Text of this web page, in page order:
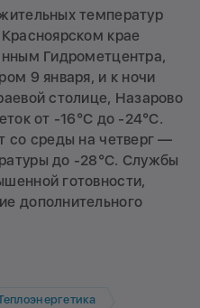
температур
крае
Гидрометцентра,
9 января, и к ночи
столице, Назарово
от -16°C до -24°C.
со среды на четверг —
до -28°C. Службы
готовности,
дополнительного